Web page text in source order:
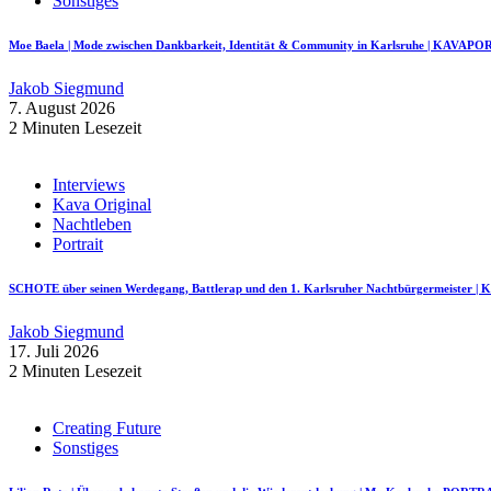
Moe Baela | Mode zwischen Dankbarkeit, Identität & Community in Karlsruhe |
Jakob Siegmund
7. August 2026
2 Minuten Lesezeit
Interviews
Kava Original
Nachtleben
Portrait
SCHOTE über seinen Werdegang, Battlerap und den 1. Karlsruher Nachtbürgermeister |
Jakob Siegmund
17. Juli 2026
2 Minuten Lesezeit
Creating Future
Sonstiges